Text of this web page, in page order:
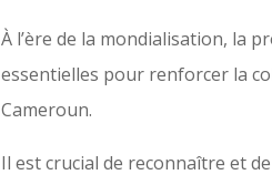
À l’ère de la mondialisation, la
essentielles pour renforcer la
Cameroun.
Il est crucial de reconnaître et